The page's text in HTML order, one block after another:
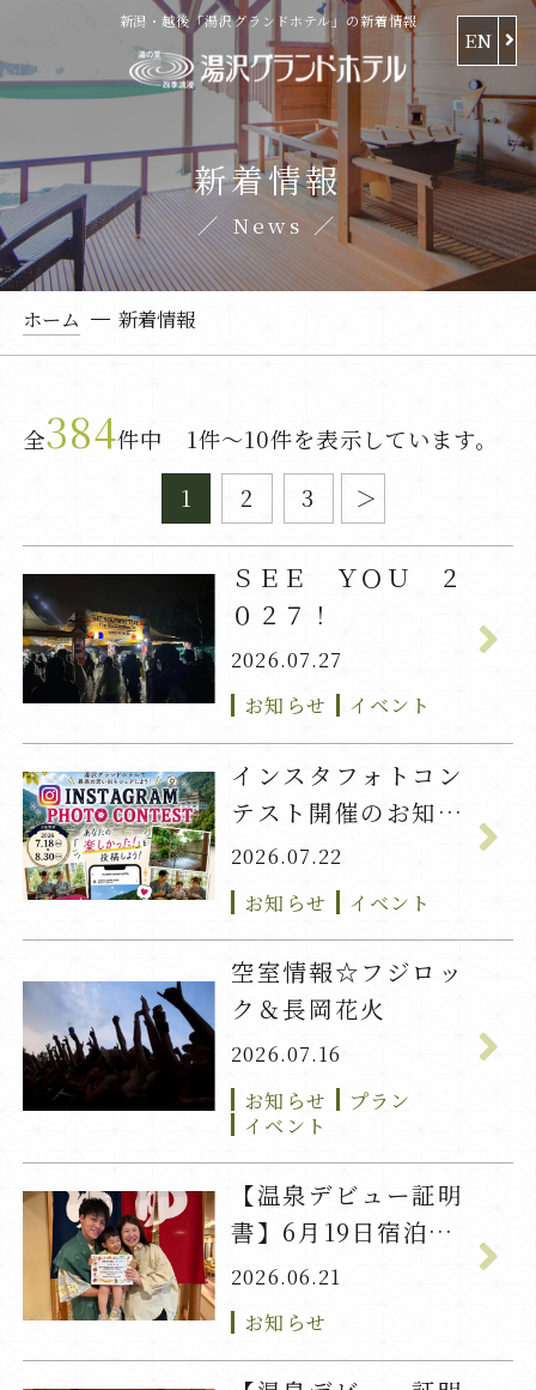
新潟・越後「湯沢グランドホテル」の新着情報
EN
新着情報
News
ホーム 新着情報
全384件中 1件～10件を表示しています。
1
2 3
ＳＥＥ ＹＯＵ ２
０２７！
2026.07.27
お知らせ
イベント
インスタフォトコン
テスト開催のお知ら
せ
2026.07.22
お知らせ
イベント
空室情報☆フジロッ
ク＆長岡花火
2026.07.16
お知らせ
プラン
イベント
【温泉デビュー証明
書】6月19日宿泊
「ちかげ」君
2026.06.21
お知らせ